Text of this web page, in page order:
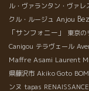
ル・ヴァランタン・ヴァレ
クル・ルージュ Anjou
「サンフォニー」
東京の
Canigou テラヴェール
Maffre Asami Laurent
県藤沢市 Akiko Goto
ンヌ tapas